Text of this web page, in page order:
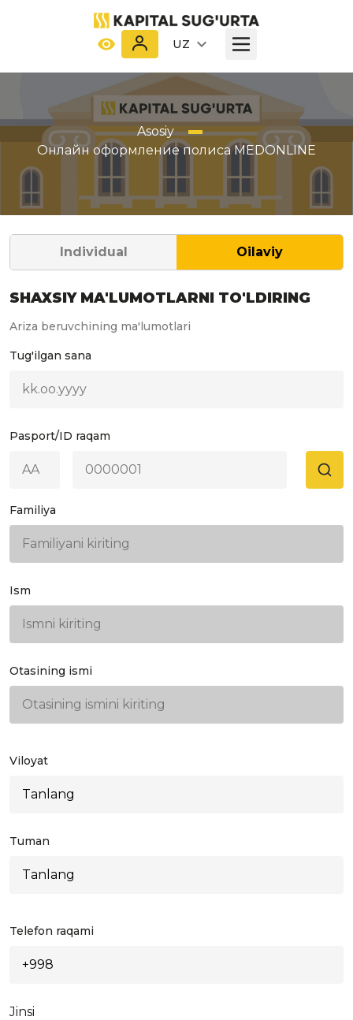
UZ
Asosiy
Онлайн оформление полиса MEDONLINE
Individual Oilaviy
SHAXSIY MA'LUMOTLARNI TO'LDIRING
Ariza beruvchining ma'lumotlari
Tug'ilgan sana
Pasport/ID raqam
Familiya
Ism
Otasining ismi
Viloyat
Tuman
Telefon raqami
Jinsi